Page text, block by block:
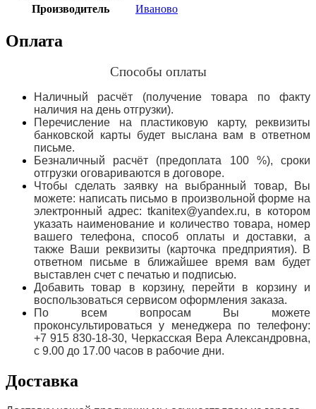
Производитель
Иваново
Оплата
Способы оплаты
Наличный расчёт (получение товара по факту
наличия на день отгрузки).
Перечисление на пластиковую карту, реквизиты
банковской карты будет выслана вам в ответном
письме.
Безналичный расчёт (предоплата 100 %), сроки
отгрузки оговариваются в договоре.
Чтобы сделать заявку на выбранный товар, Вы
можете: написать письмо в произвольной форме на
электронный адрес: tkanitex@yandex.ru, в котором
указать наименование и количество товара, номер
вашего телефона, способ оплаты и доставки, а
также Ваши реквизиты (карточка предприятия). В
ответном письме в ближайшее время вам будет
выставлен счет с печатью и подписью.
Добавить товар в корзину, перейти в корзину и
воспользоваться сервисом оформления заказа.
По всем вопросам Вы можете
проконсультироваться у менеджера по телефону:
+7 915 830-18-30, Черкасская Вера Александровна,
с 9.00 до 17.00 часов в рабочие дни.
Доставка